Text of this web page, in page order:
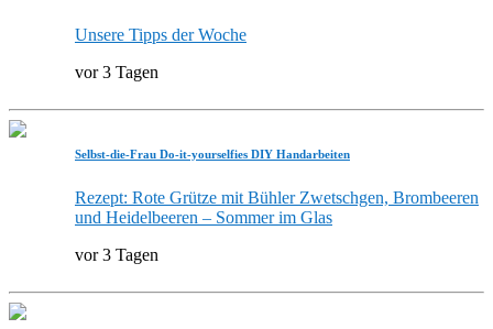
Unsere Tipps der Woche
vor 3 Tagen
Selbst-die-Frau Do-it-yourselfies DIY Handarbeiten
Rezept: Rote Grütze mit Bühler Zwetschgen, Brombeeren
und Heidelbeeren – Sommer im Glas
vor 3 Tagen